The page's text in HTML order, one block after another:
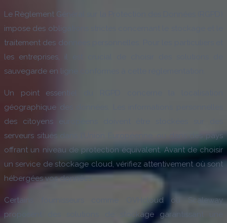
Le Règlement Général sur la Protection des Données (RGPD)
impose des obligations strictes concernant le stockage et le
traitement des données personnelles. Pour les particuliers et
les entreprises, il est crucial de choisir des solutions de
sauvegarde en ligne conformes à cette réglementation.
Un point essentiel du RGPD concerne la localisation
géographique des données. Les informations personnelles
des citoyens européens doivent être stockées sur des
serveurs situés dans l’Union Européenne, ou dans des pays
offrant un niveau de protection équivalent. Avant de choisir
un service de stockage cloud, vérifiez attentivement où sont
hébergées vos données.
Certains fournisseurs comme OVHcloud ou Scaleway
proposent des solutions de stockage garantissant une